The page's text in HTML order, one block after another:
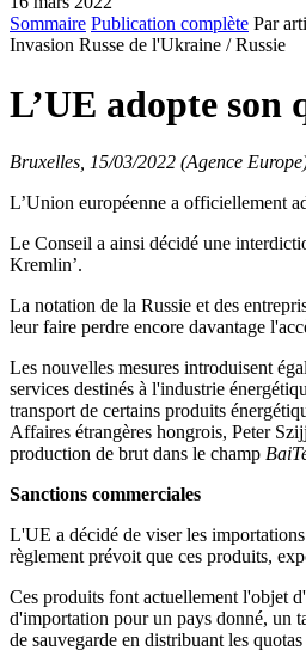
Sommaire Publication complète Par
Invasion Russe de l'Ukraine / Russie
L’UE adopte son
Bruxelles, 15/03/2022 (Agence
L’Union européenne a officiellement
Le Conseil a ainsi décidé une
Kremlin’.
La notation de la Russie et des
leur faire perdre encore davantage
Les nouvelles mesures introduisent
services destinés à l'industrie
transport de certains produits
Affaires étrangères hongrois, Peter
production de brut dans le champ
Sanctions commerciales
L'UE a décidé de viser les
règlement prévoit que ces produits,
Ces produits font actuellement l'objet
d'importation pour un pays donné, un
de sauvegarde en distribuant les